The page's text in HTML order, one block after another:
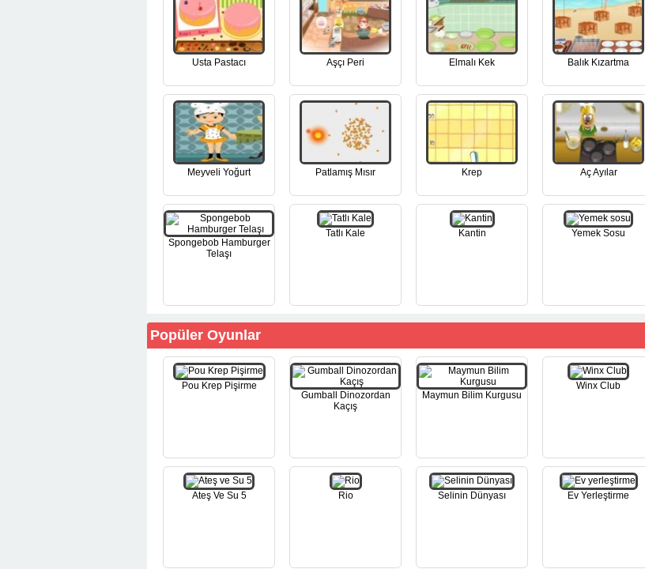
Usta Pastacı Aşçı Peri Elmalı Kek Balık Kızartma
Meyveli Yoğurt Patlamış Mısır Krep Aç Ayılar
Spongebob Hamburger
Telaşı
Tatlı Kale Kantin Yemek Sosu
Popüler Oyunlar
Pou Krep Pişirme
Gumball Dinozordan
Kaçış
Maymun Bilim Kurgusu
Winx Club
Ateş Ve Su 5 Rio Selinin Dünyası Ev Yerleştirme